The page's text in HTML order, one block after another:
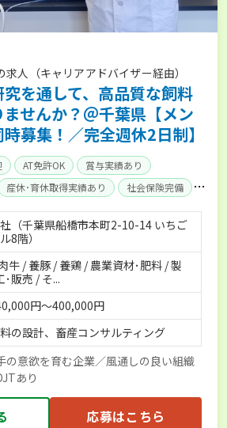
人（キャリアアドバイザー経由）
を通して、高品質な飼料
せんか？＠千葉県【メン
募集！／完全週休2日制】
AT免許OK
賞与実績あり
産休･育休取得実績あり
社会保険完備
（千葉県船橋市本町2-10-14 いちご
8階）
牛 / 養豚 / 養鶏 / 農業資材･肥料 / 製
･販売 / そ...
円～400,000円
の設計、畜産コンサルティング
の意欲を育む企業／風通しの良い組織
あり
応募はこちら